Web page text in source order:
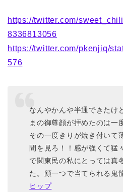
https://twitter.com/
8336813056
https://twitter.com/pkenjiq/
576
なんやかんや半通できたけ
まの御尊顔が拝めたのは一
その一度きりが焼き付いて
間を見ろ！！感が強くて猛
で関東民の私にとっては真
た。顔一つで当てられる
ヒップ